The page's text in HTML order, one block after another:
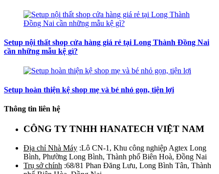
Setup nội thất shop cửa hàng giá rẻ tại Long Thành Đồng Nai
cần những mẫu kệ gì?
Setup hoàn thiện kệ shop mẹ và bé nhỏ gọn, tiện lợi
Thông tin liên hệ
CÔNG TY TNHH HANATECH VIỆT NAM
Địa chỉ Nhà Máy :Lô CN-1, Khu công nghiệp Agtex Long
Bình, Phường Long Bình, Thành phố Biên Hoà, Đồng Nai
Trụ sở chính :68/81 Phan Đăng Lưu, Long Bình Tân, Thành